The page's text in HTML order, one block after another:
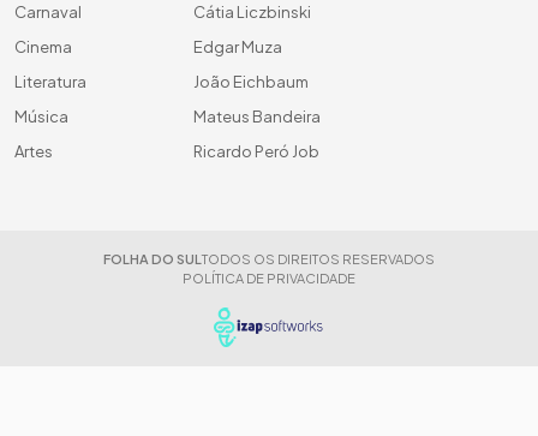
Carnaval
Cinema
Literatura
Música
Artes
Cátia Liczbinski
Edgar Muza
João Eichbaum
Mateus Bandeira
Ricardo Peró Job
FOLHA DO SUL TODOS OS DIREITOS RESERVADOS
POLÍTICA DE PRIVACIDADE